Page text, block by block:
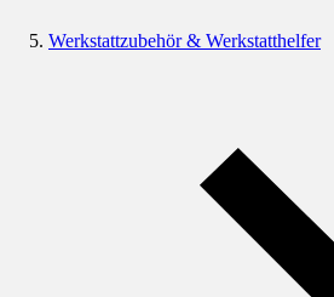
Werkstattzubehör & Werkstatthelfer